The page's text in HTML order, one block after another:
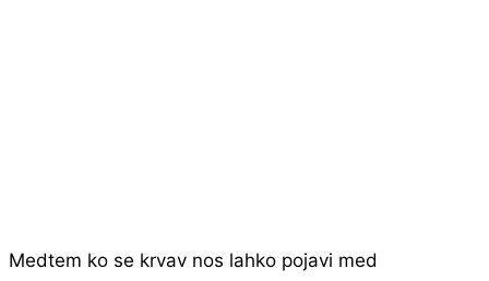
Medtem ko se krvav nos lahko pojavi med